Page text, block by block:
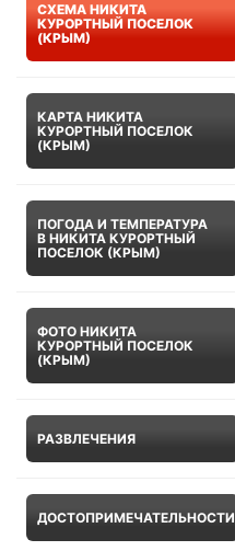
СХЕМА НИКИТА
КУРОРТНЫЙ ПОСЕЛОК
(КРЫМ)
КАРТА НИКИТА
КУРОРТНЫЙ ПОСЕЛОК
(КРЫМ)
ПОГОДА И ТЕМПЕРАТУРА
В НИКИТА КУРОРТНЫЙ
ПОСЕЛОК (КРЫМ)
ФОТО НИКИТА
КУРОРТНЫЙ ПОСЕЛОК
(КРЫМ)
РАЗВЛЕЧЕНИЯ
ДОСТОПРИМЕЧАТЕЛЬНОСТИ